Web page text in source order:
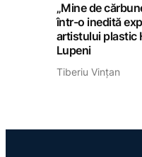
„Mine de
într-o inedită
artistului plastic
Lupeni
Tiberiu Vințan